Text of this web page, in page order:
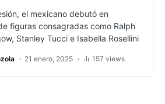
el mexicano debutó en
figuras consagradas como Ralph
Stanley Tucci e Isabella Rosellini
21 enero, 2025 157 views